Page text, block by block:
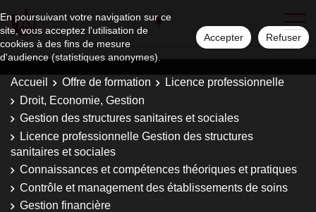
En poursuivant votre navigation sur ce
site, vous acceptez l'utilisation de
cookies à des fins de mesure
d'audience (statistiques anonymes).
Accepter Refuser
Accueil Offre de formation
Licence professionnelle
Droit, Economie, Gestion
Gestion des structures sanitaires et sociales
Licence professionnelle Gestion des structures
sanitaires et sociales
Connaissances et compétences théoriques et pratiques
Contrôle et management des établissements de soins
Gestion financière